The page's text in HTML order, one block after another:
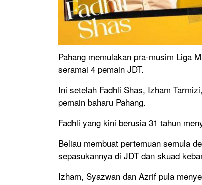
Pahang memulakan pra-musim Liga
seramai 4 pemain JDT.
Ini setelah Fadhli Shas, Izham
pemain baharu Pahang.
Fadhli yang kini berusia 31 tahun
Beliau membuat pertemuan semula
sepasukannya di JDT dan skuad
Izham, Syazwan dan Azrif pula